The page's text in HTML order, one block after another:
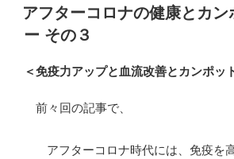
稿
日:
アフターコロナの健康とカ
ー その３
＜免疫力アップと血流改善とカンポッ
前々回の記事で、
アフターコロナ時代には、免疫を